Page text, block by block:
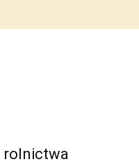
rolnictwa